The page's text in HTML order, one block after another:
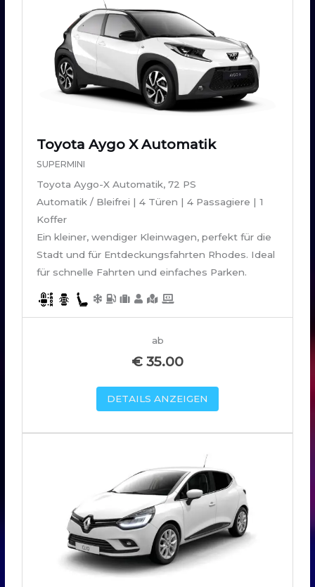
Toyota Aygo X Automatik
SUPERMINI
Toyota Aygo-X Automatik, 72 PS
Automatik / Bleifrei | 4 Türen | 4 Passagiere | 1
Koffer
Ein kleiner, wendiger Kleinwagen, perfekt für die
Stadt und für Entdeckungsfahrten Rhodes. Ideal
für schnelle Fahrten und einfaches Parken.
ab
€ 35.00
DETAILS ANZEIGEN